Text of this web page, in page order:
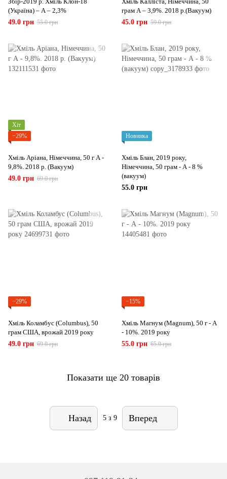
(Україна) – А – 2,3%
49.0 грн 55.0 грн
грам А – 3,9%. 2018 р.(Вакуум)
45.0 грн 59.0 грн
Хіт
−29%
Хміль Аріана, Німеччина, 50 г А -
9,8%. 2018 р. (Вакуум)
49.0 грн 69.0 грн
Новинка
Хміль Блан, 2019 року,
Німеччина, 50 грам - А - 8 %
(вакуум)
55.0 грн
−29%
Хміль Коламбус (Columbus), 50
грам США, врожай 2019 року
49.0 грн 69.0 грн
−15%
Хміль Магнум (Magnum), 50 г - А
- 10%. 2019 року
55.0 грн 65.0 грн
Показати ще 20 товарів
Назад 5з 9 Вперед